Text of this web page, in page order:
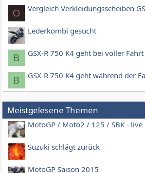
O Vergleich Verkleidungsscheiben
Lederkombi gesucht
B GSX-R 750 K4 geht bei voller
B GSX-R 750 K4 geht während der
Meistgelesene Themen
MotoGP / Moto2 / 125 / SBK - live
Suzuki schlägt zurück
MotoGP Saison 2015